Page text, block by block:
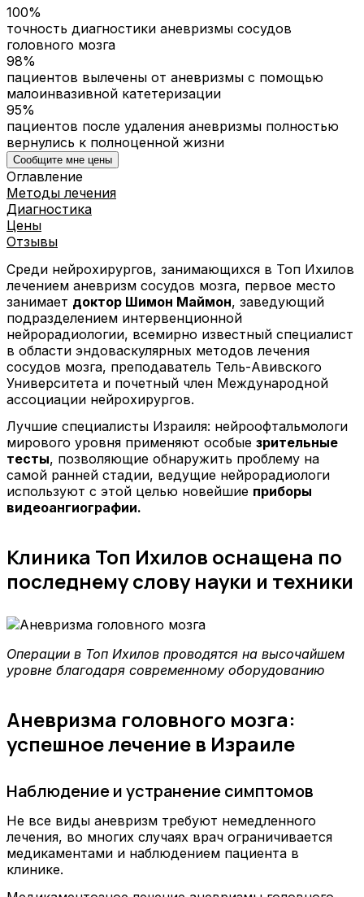
100%
точность диагностики аневризмы сосудов
головного мозга
98%
пациентов вылечены от аневризмы с помощью
малоинвазивной катетеризации
95%
пациентов после удаления аневризмы полностью
вернулись к полноценной жизни
Сообщите мне цены
Оглавление
Методы лечения
Диагностика
Цены
Отзывы
Среди нейрохирургов, занимающихся в Топ Ихилов
лечением аневризм сосудов мозга, первое место
занимает доктор Шимон Маймон, заведующий
подразделением интервенционной
нейрорадиологии, всемирно известный специалист
в области эндоваскулярных методов лечения
сосудов мозга, преподаватель Тель-Авивского
Университета и почетный член Международной
ассоциации нейрохирургов.
Лучшие специалисты Израиля: нейроофтальмологи
мирового уровня применяют особые зрительные
тесты, позволяющие обнаружить проблему на
самой ранней стадии, ведущие нейрорадиологи
используют с этой целью новейшие приборы
видеоангиографии.
Клиника Топ Ихилов оснащена по
последнему слову науки и техники
Операции в Топ Ихилов проводятся на высочайшем
уровне благодаря современному оборудованию
Аневризма головного мозга:
успешное лечение в Израиле
Наблюдение и устранение симптомов
Не все виды аневризм требуют немедленного
лечения, во многих случаях врач ограничивается
медикаментами и наблюдением пациента в
клинике.